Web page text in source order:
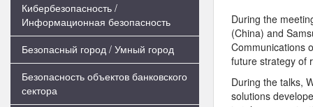
Кибербезопасность /
Информационная безопасность
Безопасный город / Умный город
Безопасность объектов банковского
сектора
During the
(China) and
Communications
future strategy of
During the talks,
solutions